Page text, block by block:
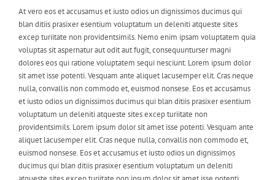
At vero eos et accusamus et iusto odios un dignissimos ducimus qui
blan ditiis prasixer esentium voluptatum un deleniti atqueste sites
excep turiitate non providentsimils. Nemo enim ipsam voluptatem quia
voluptas sit aspernatur aut odit aut fugit, consequunturser magni
dolores eos qui ratione voluptatem sequi nesciunt. Lorem ipsum dolor
sit amet isse potenti. Vesquam ante aliquet lacusemper elit. Cras neque
nulla, convallis non commodo et, euismod nonsese. Eos et accusamus
et iusto odios un dignissimos ducimus qui blan ditiis prasixer esentium
voluptatum un deleniti atqueste sites excep turiitate non
providentsimils. Lorem ipsum dolor sit amet isse potenti. Vesquam ante
aliquet lacusemper elit. Cras neque nulla, convallis non commodo et,
euismod nonsese. Eos et accusamus et iusto odios un dignissimos
ducimus qui blan ditiis prasixer esentium voluptatum un deleniti